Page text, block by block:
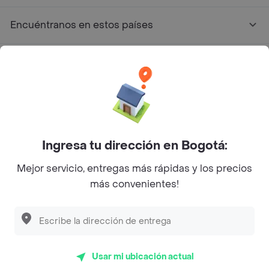
Encuéntranos en estos países
Google play
Ingresa tu dirección en Bogotá:
Mejor servicio, entregas más rápidas y los precios
más convenientes!
Usar mi ubicación actual